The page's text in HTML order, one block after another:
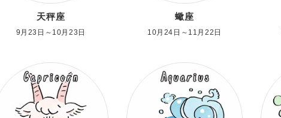
天秤座
9月23日～10月23日
蠍座
10月24日～11月22日